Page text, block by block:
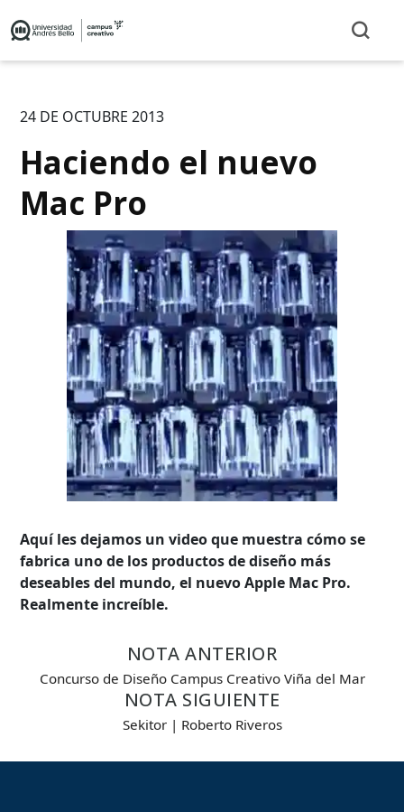
24 DE OCTUBRE 2013
Haciendo el nuevo
Mac Pro
Aquí les dejamos un video que muestra cómo se
fabrica uno de los productos de diseño más
deseables del mundo, el nuevo Apple Mac Pro.
Realmente increíble.
NOTA ANTERIOR
Concurso de Diseño Campus Creativo Viña del Mar
NOTA SIGUIENTE
Sekitor | Roberto Riveros
Búsqueda Avanzada
Carrera